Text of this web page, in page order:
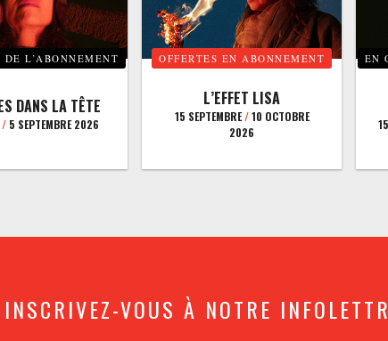
DE L’ABONNEMENT
DANS LA TÊTE
/5 SEPTEMBRE 2026
OFFERTES EN ABONNEMENT
L’EFFET LISA
15 SEPTEMBRE/10 OCTOBRE
2026
EN
INSCRIVEZ-VOUS À NOTRE